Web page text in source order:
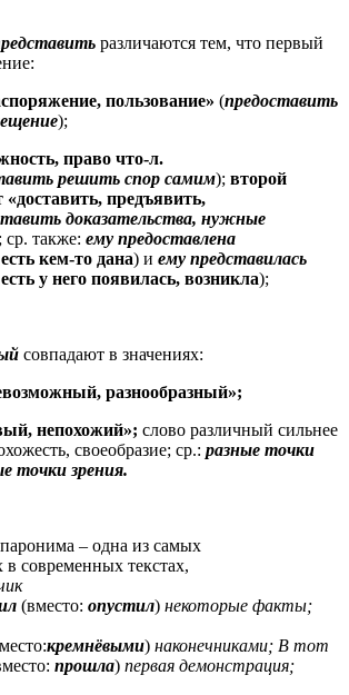
различаются тем, что первый
пользование» (предоставить
);
право что-л.
решить спор самим); второй
«доставить, предъявить,
доказательства, нужные
ср. также: ему предоставлена
кем-то дана) и ему представилась
у него появилась, возникла);
совпадают в значениях:
разнообразный»;
непохожий»; слово различный сильнее
своеобразие; ср.: разные точки
точки зрения.
– одна из самых
современных текстах,
(вместо: опустил) некоторые факты;
кремнёвыми) наконечниками; В тот
прошла) первая демонстрация;